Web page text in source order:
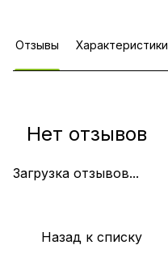
Отзывы Характеристики
Загрузка отзывов...
Нет отзывов
Назад к списку